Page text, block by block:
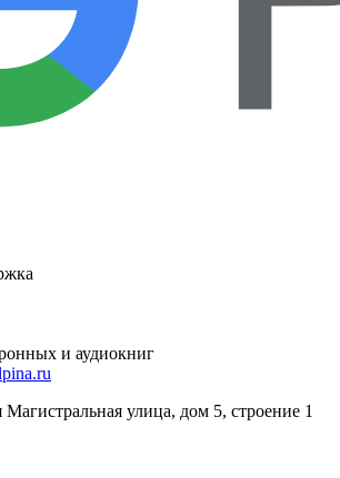
и аудиокниг
Магистральная улица, дом 5, строение 1